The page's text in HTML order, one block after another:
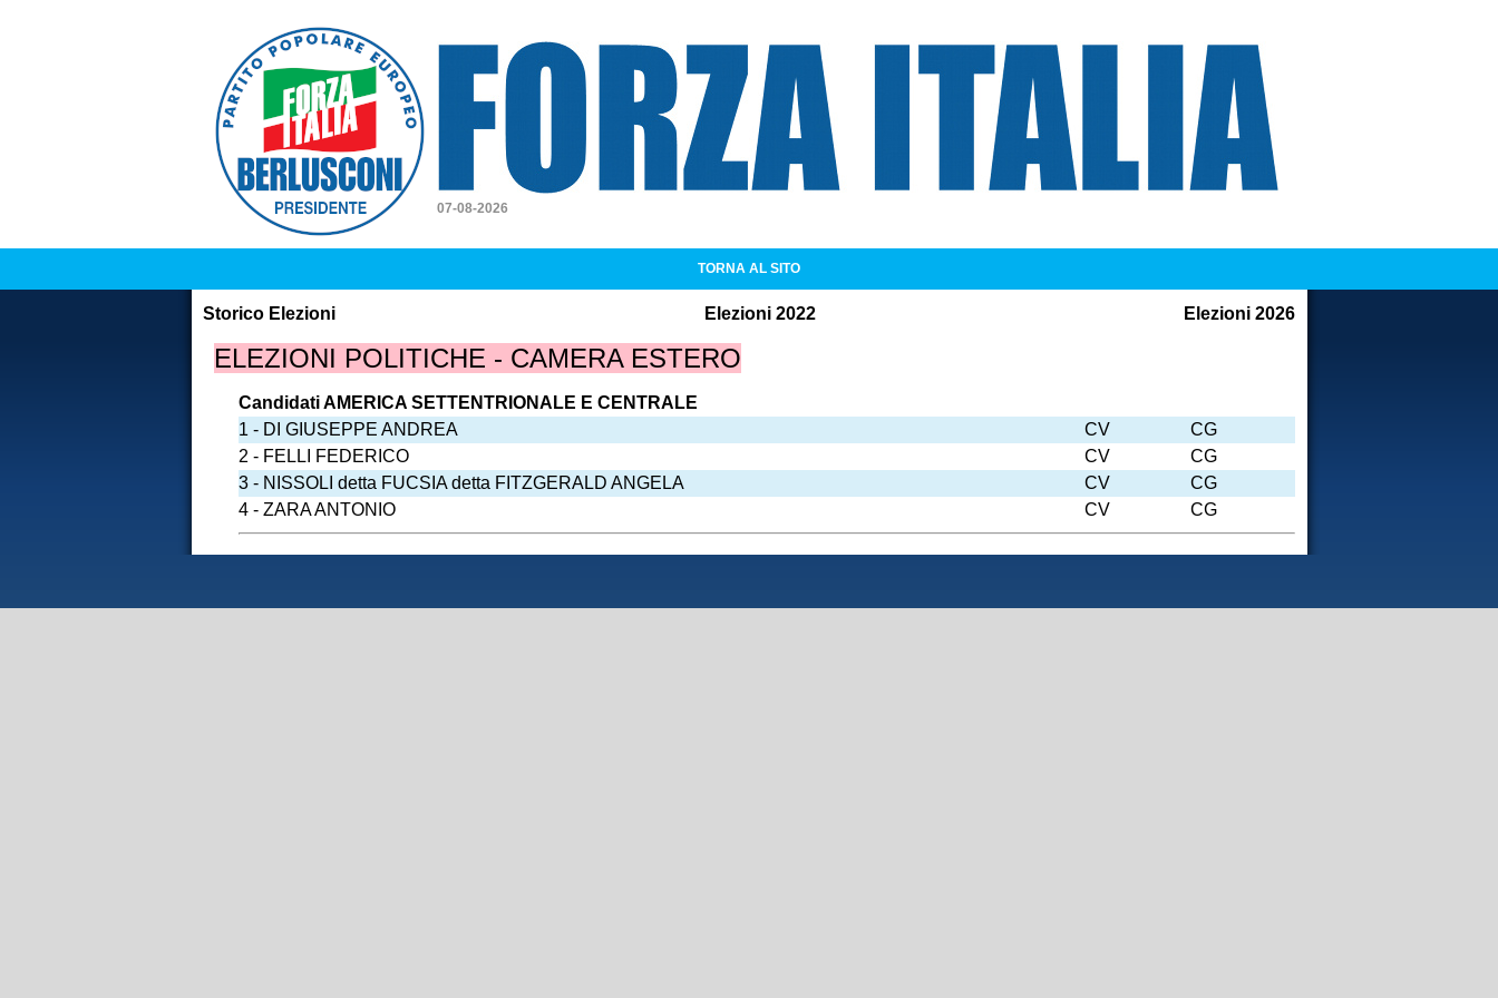
Forza Italia
07-08-2026
TORNA AL SITO
Storico Elezioni Elezioni 2026
Elezioni 2022
ELEZIONI POLITICHE - CAMERA ESTERO
Candidati AMERICA SETTENTRIONALE E CENTRALE
1 - DI GIUSEPPE ANDREA
CV
CG
2 - FELLI FEDERICO
CV
CG
3 - NISSOLI detta FUCSIA detta FITZGERALD ANGELA
CV
CG
4 - ZARA ANTONIO
CV CG